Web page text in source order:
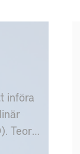
ska
4.0.
införa
Teorin